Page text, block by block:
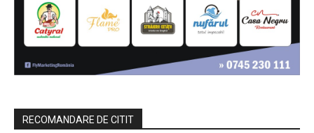
RECOMANDARE DE CITIT